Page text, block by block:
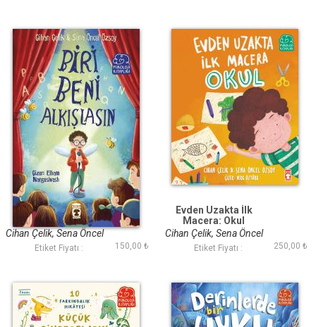
Biri Beni Alkışlasın
Cihan Çelik, Sena Öncel
Özsoy
Etiket Fiyatı : 150,00 ₺
Evden Uzakta İlk
Macera: Okul
Cihan Çelik, Sena Öncel
Özsoy
Etiket Fiyatı : 250,00 ₺